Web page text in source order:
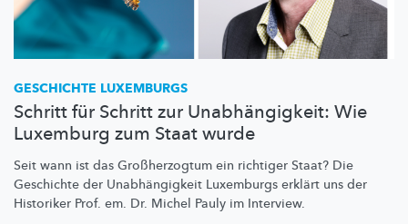
GESCHICHTE LUXEMBURGS
Schritt für Schritt zur Unabhängigkeit: Wie
Luxemburg zum Staat wurde
Seit wann ist das Großherzogtum ein richtiger Staat? Die
Geschichte der Unabhängigkeit Luxemburgs erklärt uns der
Historiker Prof. em. Dr. Michel Pauly im Interview.